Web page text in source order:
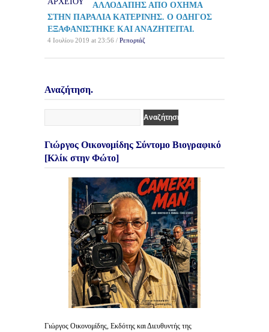
ΑΛΛΟΔΑΠΗΣ ΑΠΟ ΟΧΗΜΑ
ΣΤΗΝ ΠΑΡΑΛΙΑ ΚΑΤΕΡΙΝΗΣ. Ο ΟΔΗΓΟΣ
ΕΞΑΦΑΝΙΣΤΗΚΕ ΚΑΙ ΑΝΑΖΗΤΕΙΤΑΙ.
4 Ιουλίου 2019 at 23:56 / Ρεπορτάζ
Αναζήτηση.
Γιώργος Οικονομίδης Σύντομο Βιογραφικό
[Κλίκ στην Φώτο]
Γιώργος Οικονομίδης, Εκδότης και Διευθυντής της